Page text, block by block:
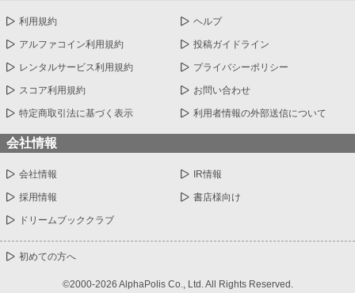
利用規約 ヘルプ
アルファコイン利用規約 投稿ガイドライン
レンタルサービス利用規約 プライバシーポリシー
スコア利用規約 お問い合わせ
特定商取引法に基づく表示 利用者情報の外部送信について
会社情報
会社情報 IR情報
採用情報 書店様向け
ドリームブッククラブ
初めての方へ
©2000-2026 AlphaPolis Co., Ltd. All Rights Reserved.